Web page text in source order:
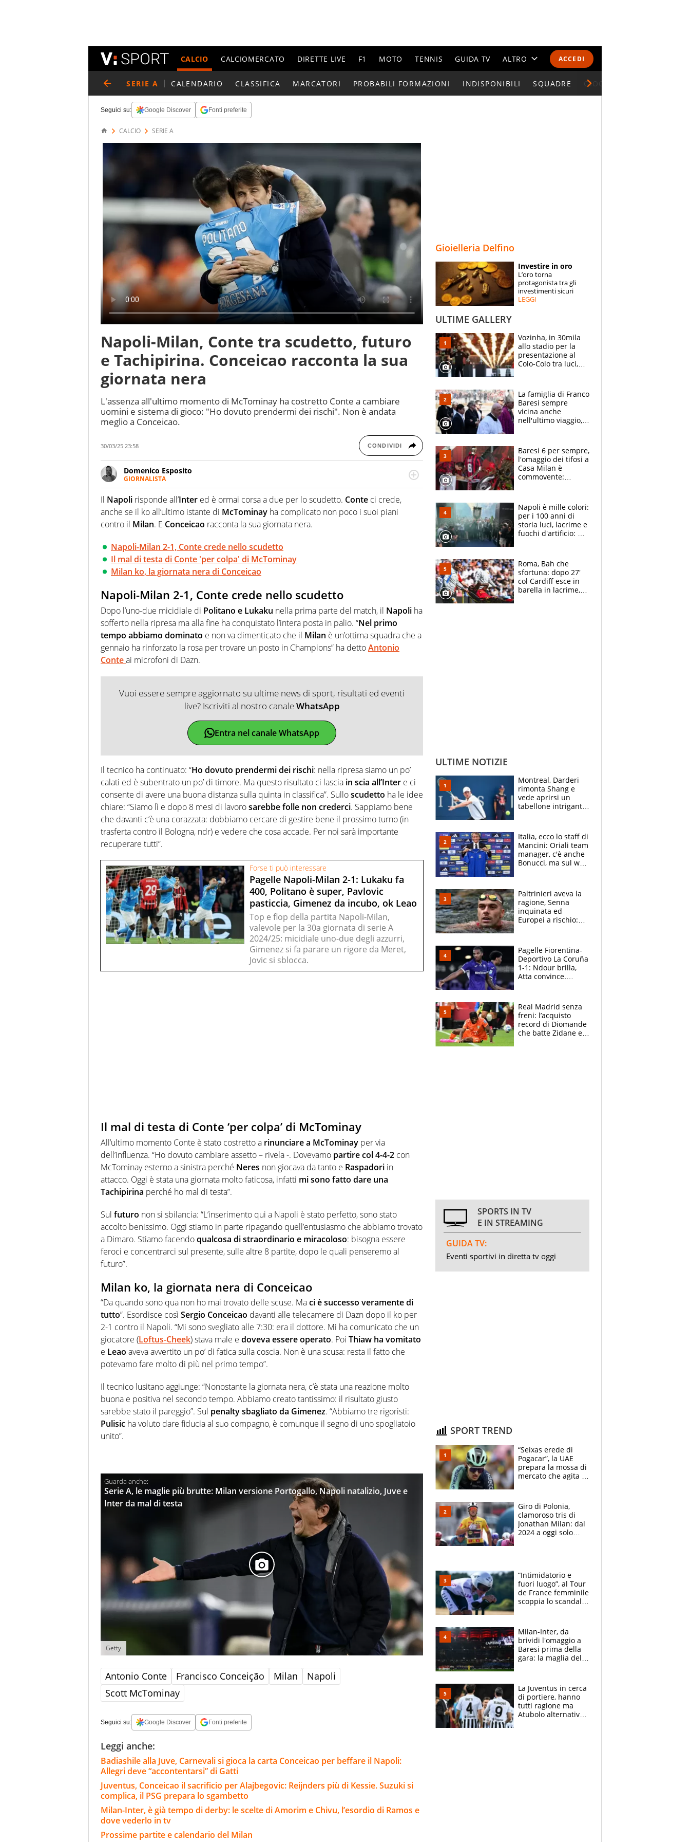
ACCEDI
CALCIO CALCIOMERCATO DIRETTE LIVE F1 MOTO TENNIS GUIDA TV ALTRO
CALENDARI E CLASSIFICHE
ESPERTI
CONTATTI
SERIE A CALENDARIO CLASSIFICA MARCATORI PROBABILI FORMAZIONI INDISPONIBILI SQUADRE GIOCATORI SERIE A
Seguici su: Google Discover Fonti preferite
CALCIO SERIE A
Napoli-Milan, Conte tra scudetto, futuro
e Tachipirina. Conceicao racconta la sua
giornata nera
L'assenza all'ultimo momento di McTominay ha costretto Conte a cambiare
uomini e sistema di gioco: "Ho dovuto prendermi dei rischi". Non è andata
meglio a Conceicao.
30/03/25 23:58 CONDIVIDI
Domenico Esposito
GIORNALISTA
Da vent’anni in campo e sul campo per vivere ogni evento in tutte le sue sfaccettature.
Passione smisurata per il calcio e per la sfera di cuoio. Il pallone è una cosa serissima,
guai a dirgli di no
Il Napoli risponde all’Inter ed è ormai corsa a due per lo scudetto. Conte ci crede,
anche se il ko all’ultimo istante di McTominay ha complicato non poco i suoi piani
contro il Milan. E Conceicao racconta la sua giornata nera.
Napoli-Milan 2-1, Conte crede nello scudetto
Il mal di testa di Conte 'per colpa' di McTominay
Milan ko, la giornata nera di Conceicao
Napoli-Milan 2-1, Conte crede nello scudetto
Dopo l’uno-due micidiale di Politano e Lukaku nella prima parte del match, il Napoli ha
sofferto nella ripresa ma alla fine ha conquistato l’intera posta in palio. “Nel primo
tempo abbiamo dominato e non va dimenticato che il Milan è un’ottima squadra che a
gennaio ha rinforzato la rosa per trovare un posto in Champions” ha dettoAntonio
Conteai microfoni di Dazn.
Vuoi essere sempre aggiornato su ultime news di sport, risultati ed eventi
live? Iscriviti al nostro canaleWhatsApp
Entra nel canale WhatsApp
Il tecnico ha continuato: “Ho dovuto prendermi dei rischi: nella ripresa siamo un po’
calati ed è subentrato un po’ di timore. Ma questo risultato ci lascia in scia all’Inter e ci
consente di avere una buona distanza sulla quinta in classifica”. Sulloscudetto ha le idee
chiare: “Siamo lì e dopo 8 mesi di lavorosarebbe folle non crederci. Sappiamo bene
che davanti c’è una corazzata: dobbiamo cercare di gestire bene il prossimo turno (in
trasferta contro il Bologna, ndr) e vedere che cosa accade. Per noi sarà importante
recuperare tutti”.
Forse ti può interessare
Pagelle Napoli-Milan 2-1: Lukaku fa
400, Politano è super, Pavlovic
pasticcia, Gimenez da incubo, ok Leao
Top e flop della partita Napoli-Milan,
valevole per la 30a giornata di serie A
2024/25: micidiale uno-due degli azzurri,
Gimenez si fa parare un rigore da Meret,
Jovic si sblocca.
Il mal di testa di Conte ‘per colpa’ di McTominay
All’ultimo momento Conte è stato costretto a rinunciare a McTominay per via
dell’influenza. “Ho dovuto cambiare assetto – rivela -. Dovevamo partire col 4-4-2 con
McTominay esterno a sinistra perché Neres non giocava da tanto e Raspadori in
attacco. Oggi è stata una giornata molto faticosa, infatti mi sono fatto dare una
Tachipirina perché ho mal di testa”.
Sul futuro non si sbilancia: “L’inserimento qui a Napoli è stato perfetto, sono stato
accolto benissimo. Oggi stiamo in parte ripagando quell’entusiasmo che abbiamo trovato
a Dimaro. Stiamo facendoqualcosa di straordinario e miracoloso: bisogna essere
feroci e concentrarci sul presente, sulle altre 8 partite, dopo le quali penseremo al
futuro”.
Milan ko, la giornata nera di Conceicao
“Da quando sono qua non ho mai trovato delle scuse. Maci è successo veramente di
tutto”. Esordisce così Sergio Conceicao davanti alle telecamere di Dazn dopo il ko per
2-1 contro il Napoli. “Mi sono svegliato alle 7:30: era il dottore. Mi ha comunicato che un
giocatore (Loftus-Cheek) stava male e doveva essere operato. Poi Thiaw ha vomitato
e Leao aveva avvertito un po’ di fatica sulla coscia. Non è una scusa: resta il fatto che
potevamo fare molto di più nel primo tempo”.
Il tecnico lusitano aggiunge: “Nonostante la giornata nera, c’è stata una reazione molto
buona e positiva nel secondo tempo. Abbiamo creato tantissimo: il risultato giusto
sarebbe stato il pareggio”. Sul penalty sbagliato da Gimenez. “Abbiamo tre rigoristi:
Pulisic ha voluto dare fiducia al suo compagno, è comunque il segno di uno spogliatoio
unito”.
Serie A, le maglie più brutte: Milan versione Portogallo, Napoli natalizio, Juve e
Inter da mal di testa
Getty
Antonio Conte Francisco Conceição Milan
Napoli
Scott McTominay
Seguici su: Google Discover Fonti preferite
Leggi anche:
Badiashile alla Juve, Carnevali si gioca la carta Conceicao per beffare il Napoli:
Allegri deve “accontentarsi” di Gatti
Juventus, Conceicao il sacrificio per Alajbegovic: Reijnders più di Kessie. Suzuki si
complica, il PSG prepara lo sgambetto
Milan-Inter, è già tempo di derby: le scelte di Amorim e Chivu, l’esordio di Ramos e
dove vederlo in tv
Prossime partite e calendario del Milan
Gioielleria Delfino
Investire in oro
L’oro torna
protagonista tra gli
investimenti sicuri
LEGGI
ULTIME GALLERY
Vozinha, in 30mila
allo stadio per la
presentazione al
Colo-Colo tra luci,
La famiglia di Franco
Baresi sempre
vicina anche
nell'ultimo viaggio,
circondati
dall'affetto dei tifosi
Baresi 6 per sempre,
l'omaggio dei tifosi a
Casa Milan è
commovente:
bigliettini
Napoli è mille colori:
per i 100 anni di
storia luci, lacrime e
fuochi d'artificio: De
Roma, Bah che
sfortuna: dopo 27'
col Cardiff esce in
barella in lacrime,
ULTIME NOTIZIE
Montreal, Darderi
rimonta Shang e
vede aprirsi un
tabellone intrigante:
felice del mio livello"
Italia, ecco lo staff di
Mancini: Oriali team
manager, c'è anche
Bonucci, ma sul web
Paltrinieri aveva la
ragione, Senna
inquinata ed
Europei a rischio:
adesso
Pagelle Fiorentina-
Deportivo La Coruña
1-1: Ndour brilla,
Atta convince.
Real Madrid senza
freni: l’acquisto
record di Diomande
che batte Zidane e
SPORTS IN TV
E IN STREAMING
GUIDA TV:
Eventi sportivi in diretta tv oggi
SPORT TREND
“Seixas erede di
Pogacar”, la UAE
prepara la mossa di
mercato che agita la
a Burgos
Giro di Polonia,
clamoroso tris di
Jonathan Milan: dal
2024 a oggi solo
“Intimidatorio e
fuori luogo”, al Tour
de France femminile
scoppia lo scandalo:
atlete
Milan-Inter, da
brividi l'omaggio a
Baresi prima della
gara: la maglia del
La Juventus in cerca
di portiere, hanno
tutti ragione ma
Atubolo alternativa